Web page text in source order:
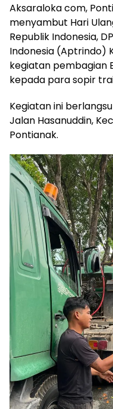
Aksaraloka com,
menyambut Hari
Republik Indonesia,
Indonesia (Aptrindo)
kegiatan pembagian
kepada para sopir
Kegiatan ini
Jalan Hasanuddin,
Pontianak.